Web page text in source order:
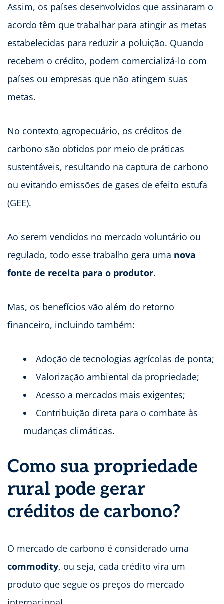
Assim, os países desenvolvidos que assinaram o
acordo têm que trabalhar para atingir as metas
estabelecidas para reduzir a poluição. Quando
recebem o crédito, podem comercializá-lo com
países ou empresas que não atingem suas
metas.
No contexto agropecuário, os créditos de
carbono são obtidos por meio de práticas
sustentáveis, resultando na captura de carbono
ou evitando emissões de gases de efeito estufa
(GEE).
Ao serem vendidos no mercado voluntário ou
regulado, todo esse trabalho gera uma nova
fonte de receita para o produtor.
Mas, os benefícios vão além do retorno
financeiro, incluindo também:
Adoção de tecnologias agrícolas de ponta;
Valorização ambiental da propriedade;
Acesso a mercados mais exigentes;
Contribuição direta para o combate às
mudanças climáticas.
Como sua propriedade
rural pode gerar
créditos de carbono?
O mercado de carbono é considerado uma
commodity, ou seja, cada crédito vira um
produto que segue os preços do mercado